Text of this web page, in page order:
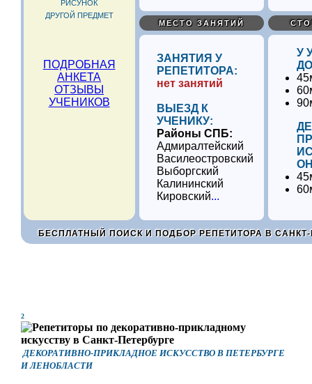
РИСУНОК
ДРУГОЙ ПРЕДМЕТ
ПОДРОБНАЯ
АНКЕТА
ОТЗЫВЫ
УЧЕНИКОВ
МЕСТО ЗАНЯТИЙ
ЗАНЯТИЯ У
РЕПЕТИТОРА:
нет занятий
ВЫЕЗД К
УЧЕНИКУ:
Районы СПБ:
Адмиралтейский
Василеостровский
Выборгский
Калининский
Кировский...
У
БЕСПЛАТНЫЙ ПОИСК И ПОДБОР РЕПЕТИТОРА В САНКТ-
2
ДЕКОРАТИВНО-ПРИКЛАДНОЕ ИСКУССТВО В ПЕТЕРБУРГЕ
И ЛЕНОБЛАСТИ